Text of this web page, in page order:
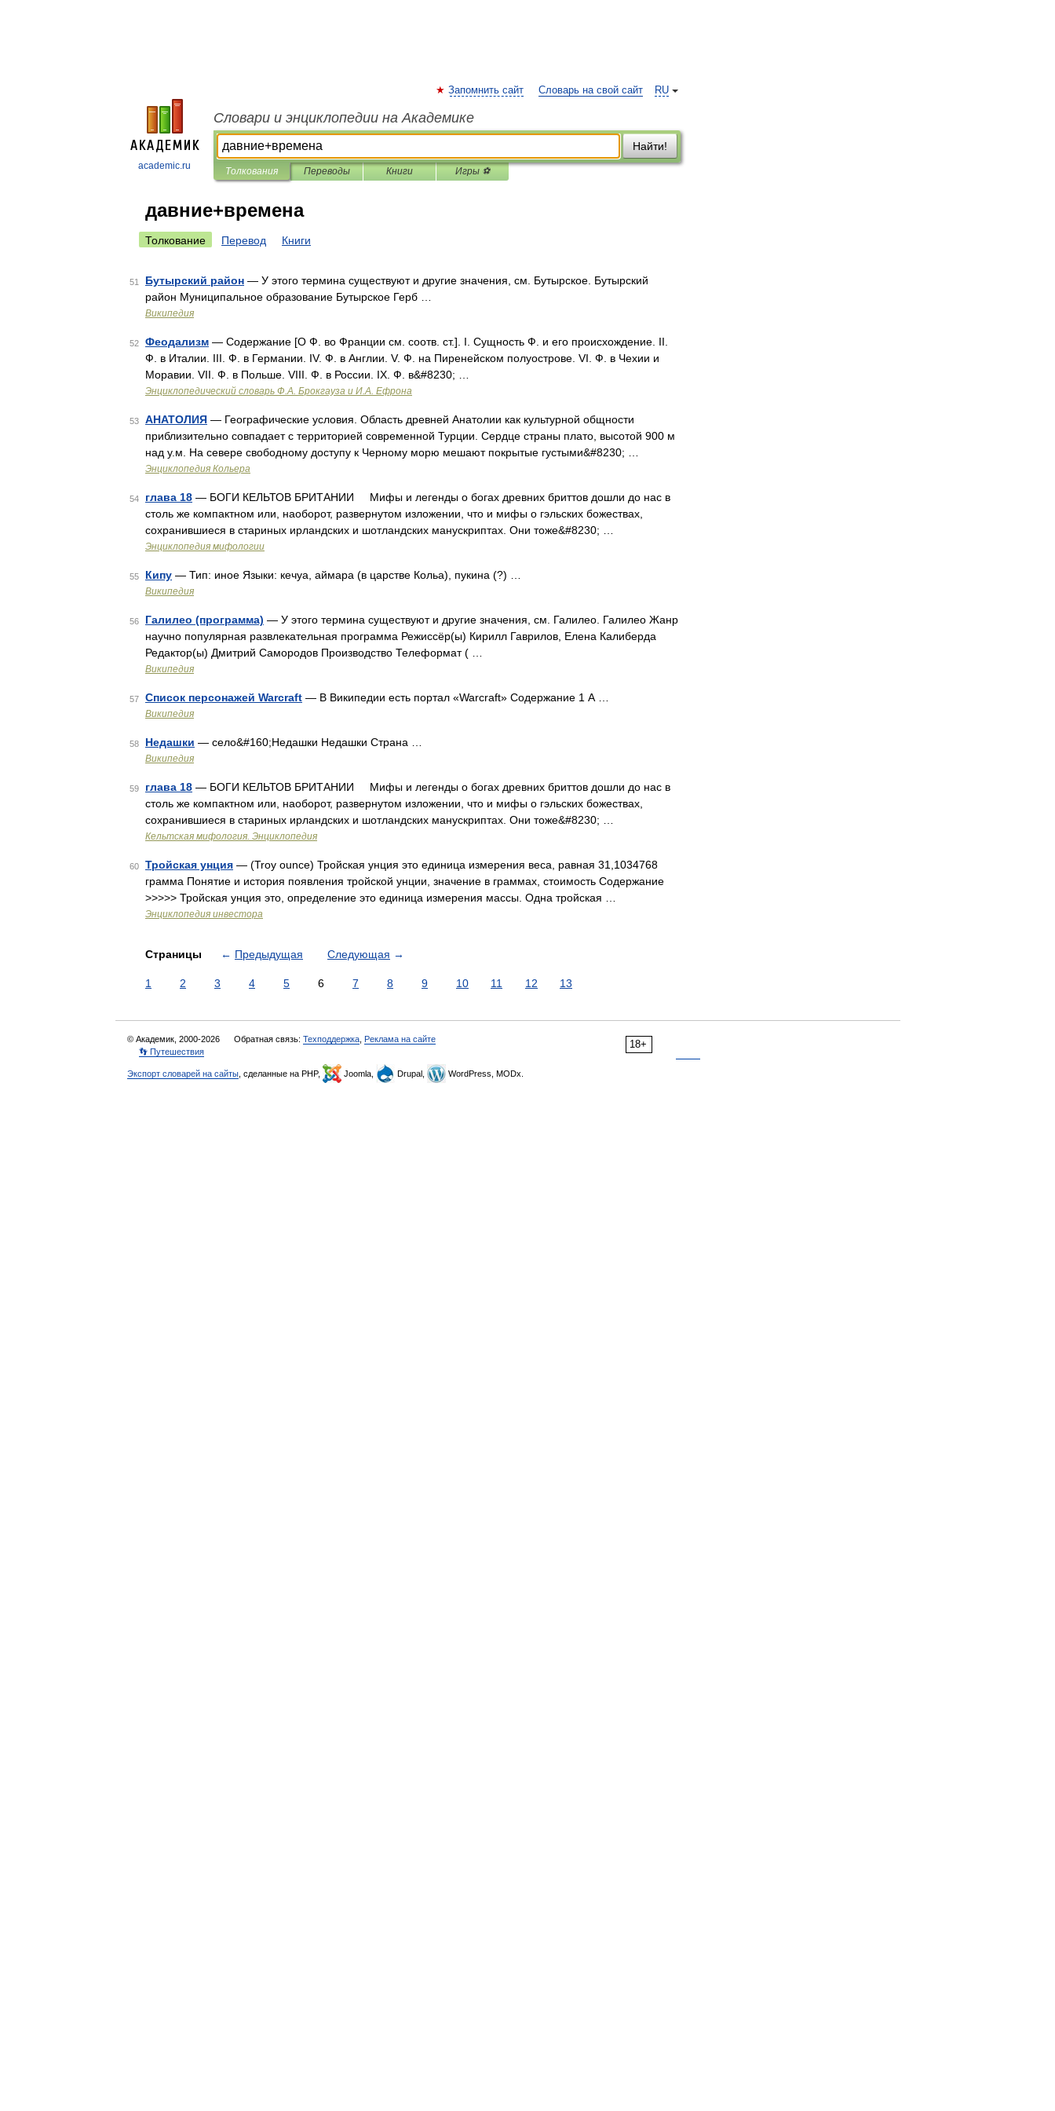
academic.ru
RU
Запомнить сайт Словарь на свой сайт
Словари и энциклопедии на Академике
Найти!
Толкования Переводы Книги Игры ⚽
давние+времена
Толкование Перевод Книги
51 Бутырский район — У этого термина существуют и другие значения, см. Бутырское. Бутырский
район Муниципальное образование Бутырское Герб …
Википедия
52 Феодализм — Содержание [О Ф. во Франции см. соотв. ст.]. I. Сущность Ф. и его происхождение. II.
Ф. в Италии. III. Ф. в Германии. IV. Ф. в Англии. V. Ф. на Пиренейском полуострове. VI. Ф. в Чехии и
Моравии. VII. Ф. в Польше. VIII. Ф. в России. IX. Ф. в&#8230; …
Энциклопедический словарь Ф.А. Брокгауза и И.А. Ефрона
53 АНАТОЛИЯ — Географические условия. Область древней Анатолии как культурной общности
приблизительно совпадает с территорией современной Турции. Сердце страны плато, высотой 900 м
над у.м. На севере свободному доступу к Черному морю мешают покрытые густыми&#8230; …
Энциклопедия Кольера
54 глава 18 — БОГИ КЕЛЬТОВ БРИТАНИИ Мифы и легенды о богах древних бриттов дошли до нас в
столь же компактном или, наоборот, развернутом изложении, что и мифы о гэльских божествах,
сохранившиеся в стариных ирландских и шотландских манускриптах. Они тоже&#8230; …
Энциклопедия мифологии
55 Кипу — Тип: иное Языки: кечуа, аймара (в царстве Кольа), пукина (?) …
Википедия
56 Галилео (программа) — У этого термина существуют и другие значения, см. Галилео. Галилео Жанр
научно популярная развлекательная программа Режиссёр(ы) Кирилл Гаврилов, Елена Калиберда
Редактор(ы) Дмитрий Самородов Производство Телеформат ( …
Википедия
57 Список персонажей Warcraft — В Википедии есть портал «Warcraft» Содержание 1 А …
Википедия
58 Недашки — село&#160;Недашки Недашки Страна …
Википедия
59 глава 18 — БОГИ КЕЛЬТОВ БРИТАНИИ Мифы и легенды о богах древних бриттов дошли до нас в
столь же компактном или, наоборот, развернутом изложении, что и мифы о гэльских божествах,
сохранившиеся в стариных ирландских и шотландских манускриптах. Они тоже&#8230; …
Кельтская мифология. Энциклопедия
60 Тройская унция — (Troy ounce) Тройская унция это единица измерения веса, равная 31,1034768
грамма Понятие и история появления тройской унции, значение в граммах, стоимость Содержание
>>>>> Тройская унция это, определение это единица измерения массы. Одна тройская …
Энциклопедия инвестора
Страницы ← Предыдущая Следующая →
1 2 3 4 5 6 7 8 9 10 11 12 13
18+
© Академик, 2000-2026 Обратная связь: Техподдержка Реклама на сайте
👣 Путешествия
Экспорт словарей на сайты , сделанные на PHP, Joomla, Drupal, WordPress, MODx.